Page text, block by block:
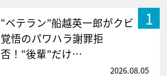
1
“ベテラン”船越英一郎がクビ
覚悟のパワハラ謝罪拒
否！“後輩”だけ…
2026.08.05